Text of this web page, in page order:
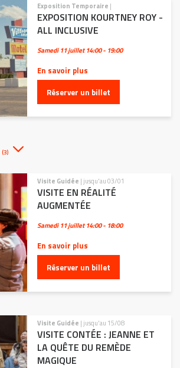
Exposition Temporaire |
EXPOSITION KOURTNEY ROY -
ALL INCLUSIVE
Samedi 11 juillet14:00 - 19:00
En savoir plus
Réserver un billet
(3)
Visite Guidée | jusqu'au 03/01
VISITE EN RÉALITÉ
AUGMENTÉE
Samedi 11 juillet14:00 - 18:00
En savoir plus
Réserver un billet
Visite Guidée | jusqu'au 15/08
VISITE CONTÉE : JEANNE ET
LA QUÊTE DU REMÈDE
MAGIQUE